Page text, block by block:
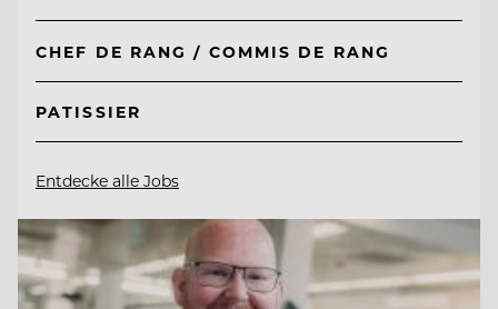
CHEF DE RANG / COMMIS DE RANG
PATISSIER
Entdecke alle Jobs